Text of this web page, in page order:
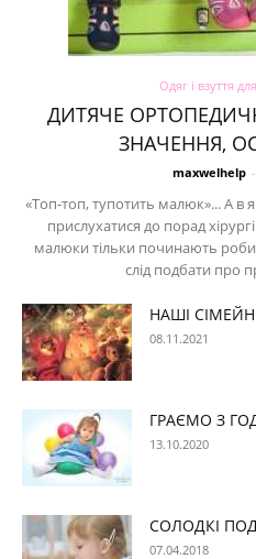
Одяг і взуття
ДИТЯЧЕ
ЗНАЧЕННЯ,
maxwelhelp -
«Топ-топ, тупотить малюк»... А в
прислухатися до порад
малюки тільки починають
слід подбати про
НАШІ
08.11.2021
ГРАЄМО З
13.10.2020
СОЛОДКІ
07.04.2018